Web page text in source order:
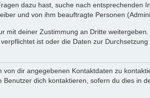
dazu hast, suche nach entsprechenden
und von ihm beauftragte Personen
mit deiner Zustimmung an Dritte
ist oder die Daten zur
dir angegebenen Kontaktdaten zu
dich kontaktieren, sofern du dies in